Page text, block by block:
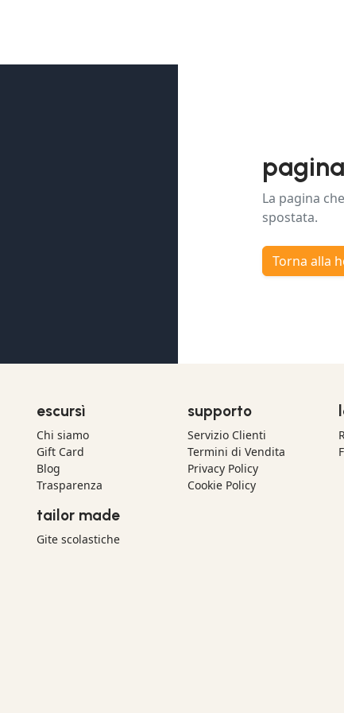
La pagina
spostata.
Torna alla
escursì
Chi siamo
Gift Card
Blog
Trasparenza
tailor made
Gite scolastiche
supporto
Servizio Clienti
Termini di Vendita
Privacy Policy
Cookie Policy